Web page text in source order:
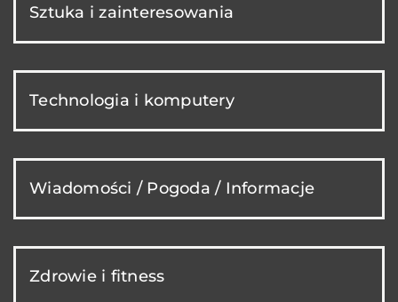
Sztuka i zainteresowania
Technologia i komputery
Wiadomości / Pogoda / Informacje
Zdrowie i fitness